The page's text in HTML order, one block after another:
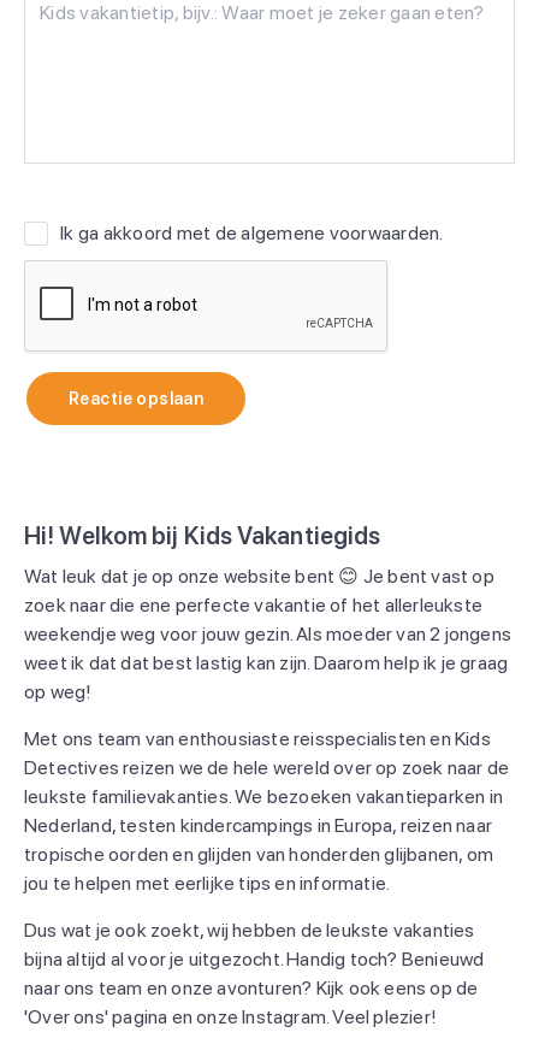
Ik ga akkoord met dealgemene voorwaarden.
Reactie opslaan
Hi! Welkom bij Kids Vakantiegids
Wat leuk dat je op onze website bent 😊 Je bent vast op
zoek naar die ene perfecte vakantie of het allerleukste
weekendje weg voor jouw gezin. Als moeder van 2 jongens
weet ik dat dat best lastig kan zijn. Daarom help ik je graag
op weg!
Met ons team van enthousiaste reisspecialisten en Kids
Detectives reizen we de hele wereld over op zoek naar de
leukste familievakanties. We bezoeken vakantieparken in
Nederland, testen kindercampings in Europa, reizen naar
tropische oorden en glijden van honderden glijbanen, om
jou te helpen met eerlijke tips en informatie.
Dus wat je ook zoekt, wij hebben de leukste vakanties
bijna altijd al voor je uitgezocht. Handig toch? Benieuwd
naar ons team en onze avonturen? Kijk ook eens op de
'Over ons' pagina en onze Instagram. Veel plezier!